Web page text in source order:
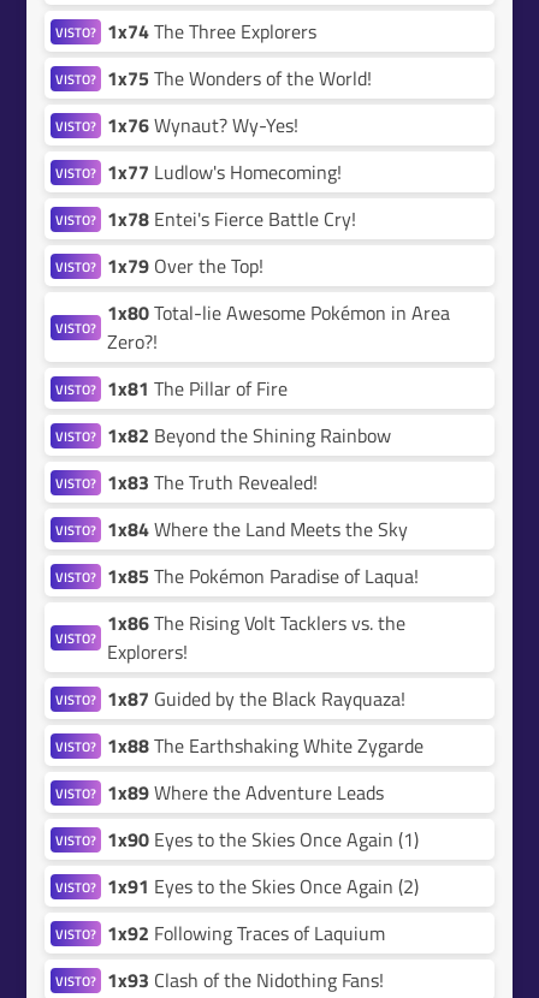
VISTO? 1x74The Three Explorers
VISTO? 1x75 The Wonders of the World!
VISTO? 1x76Wynaut? Wy-Yes!
VISTO? 1x77 Ludlow's Homecoming!
VISTO? 1x78 Entei's Fierce Battle Cry!
VISTO? 1x79 Over the Top!
VISTO? 1x80Total-lie Awesome Pokémon in Area
Zero?!
VISTO? 1x81 The Pillar of Fire
VISTO? 1x82 Beyond the Shining Rainbow
VISTO? 1x83 The Truth Revealed!
VISTO? 1x84Where the Land Meets the Sky
VISTO? 1x85 The Pokémon Paradise of Laqua!
VISTO? 1x86The Rising Volt Tacklers vs. the
Explorers!
VISTO? 1x87 Guided by the Black Rayquaza!
VISTO? 1x88The Earthshaking White Zygarde
VISTO? 1x89Where the Adventure Leads
VISTO? 1x90 Eyes to the Skies Once Again (1)
VISTO? 1x91 Eyes to the Skies Once Again (2)
VISTO? 1x92 Following Traces of Laquium
VISTO? 1x93 Clash of the Nidothing Fans!